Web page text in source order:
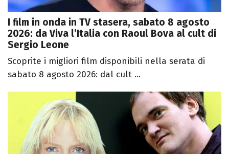
I film in onda in TV stasera, sabato 8 agosto
2026: da Viva l’Italia con Raoul Bova al cult di
Sergio Leone
Scoprite i migliori film disponibili nella serata di
sabato 8 agosto 2026: dal cult ...